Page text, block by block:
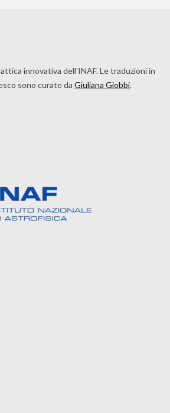
innovativa dell’INAF. Le traduzioni in
sono curate da Giuliana Giobbi.